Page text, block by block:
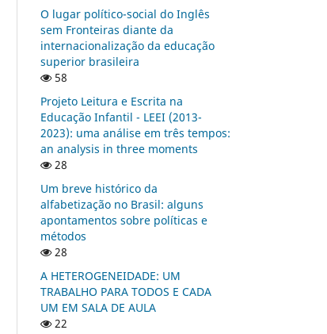
O lugar político-social do Inglês
sem Fronteiras diante da
internacionalização da educação
superior brasileira
58
Projeto Leitura e Escrita na
Educação Infantil - LEEI (2013-
2023): uma análise em três tempos:
an analysis in three moments
28
Um breve histórico da
alfabetização no Brasil: alguns
apontamentos sobre políticas e
métodos
28
A HETEROGENEIDADE: UM
TRABALHO PARA TODOS E CADA
UM EM SALA DE AULA
22